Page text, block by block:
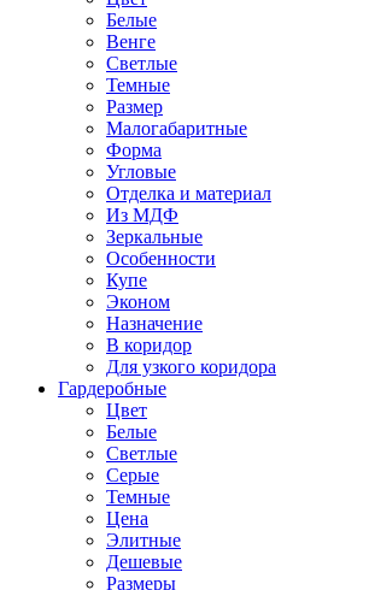
Белые
Венге
Светлые
Темные
Размер
Малогабаритные
Форма
Угловые
Отделка и материал
Из МДФ
Зеркальные
Особенности
Купе
Эконом
Назначение
В коридор
Для узкого коридора
Гардеробные
Цвет
Белые
Светлые
Серые
Темные
Цена
Элитные
Дешевые
Размеры